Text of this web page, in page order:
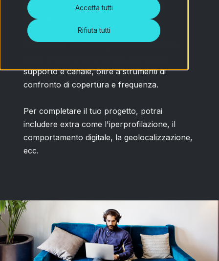
Accetta tutti
Rifiuta tutti
(sesso, età, livello socio-economico e
regione).
Ad Reach & Frequency fornisce metriche
supporto e canale, oltre a strumenti di
confronto di copertura e frequenza.
Per completare il tuo progetto, potrai
includere extra come l'iperprofilazione, il
comportamento digitale, la geolocalizzazione,
ecc.